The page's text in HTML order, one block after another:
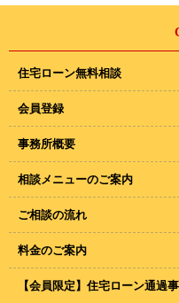
住宅ローン無料相談
会員登録
事務所概要
相談メニューのご案内
ご相談の流れ
料金のご案内
【会員限定】住宅ローン通過